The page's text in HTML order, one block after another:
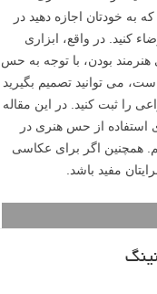
به خودتان اجازه دهید در
کنید. در واقع، ابزاری
بودن، با توجه به حس
می توانید تصمیم بگیرید
را ثبت کنید. در این مقاله
عکاسی برای استفاده از حس هنری در
همچنین اگر برای عکاسی
مفید باشد.